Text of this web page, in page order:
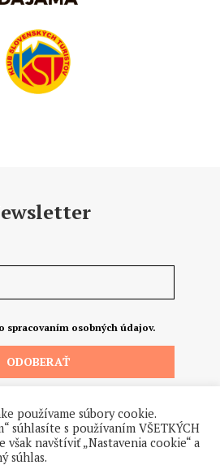
spracovaním osobných údajov.
používame súbory cookie.
súhlasíte s používaním VŠETKÝCH
navštíviť „Nastavenia cookie“ a
súhlas.